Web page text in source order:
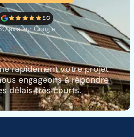
5.0
avis sur Google
rapidement votre projet
engageons à répondre
délais très courts.